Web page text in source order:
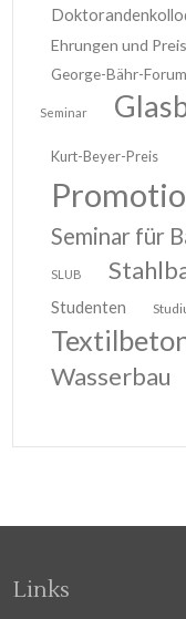
Ehrungen und
George-Bähr-Forum
Seminar
Kurt-Beyer-Preis
Seminar für
SLUB
Studenten
Wasserbau
Links